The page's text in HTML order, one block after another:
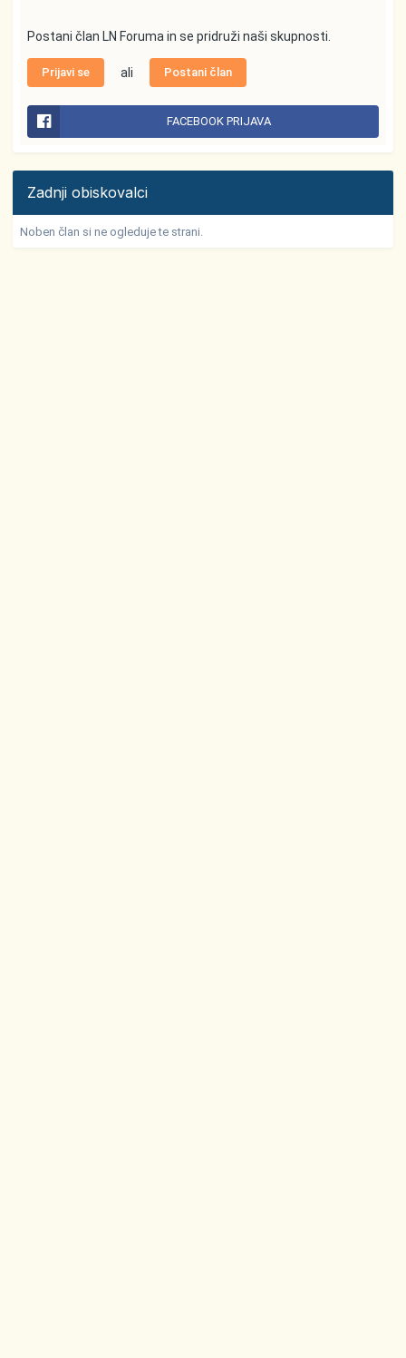
Postani član LN Foruma in se pridruži naši skupnosti.
Prijavi se ali Postani član
FACEBOOK PRIJAVA
Zadnji obiskovalci
Noben član si ne ogleduje te strani.